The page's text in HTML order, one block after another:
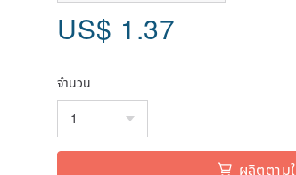
US$ 1.37
จำนวน
ผลิตตาม